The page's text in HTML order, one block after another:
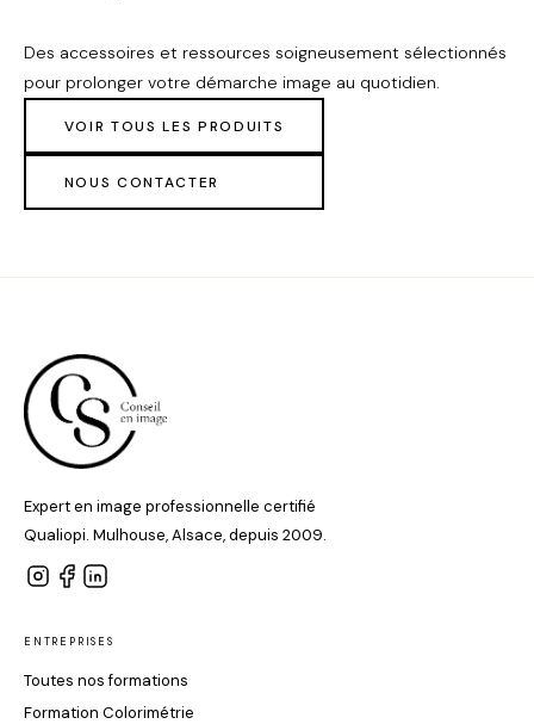
Des accessoires et ressources soigneusement sélectionnés
pour prolonger votre démarche image au quotidien.
VOIR TOUS LES PRODUITS
NOUS CONTACTER
Expert en image professionnelle certifié
Qualiopi. Mulhouse, Alsace, depuis 2009.
ENTREPRISES
Toutes nos formations
Formation Colorimétrie